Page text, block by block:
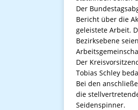
Der
Bericht über die
geleistete Arbeit.
Bezirksebene
Der
Tobias Schley
Bei den
die
Seidenspinner.